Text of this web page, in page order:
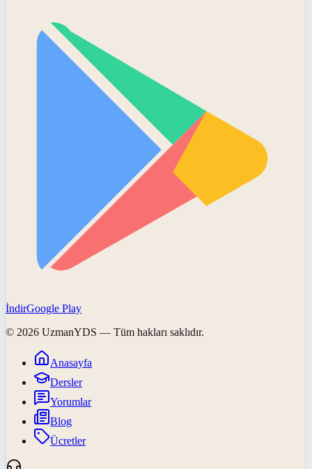
İndirGoogle Play
© 2026 UzmanYDS — Tüm hakları saklıdır.
Anasayfa
Dersler
Yorumlar
Blog
Ücretler